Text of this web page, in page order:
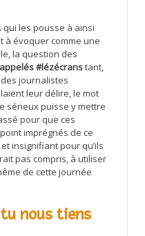
qui les pousse à ainsi
à évoquer comme une
la question des
#lézécranstant,
journalistes
leur délire, le mot
sérieux puisse y mettre
pour que ces
imprégnés de ce
insignifiant pour qu’ils
pas compris, à utiliser
de cette journée
tu nous tiens